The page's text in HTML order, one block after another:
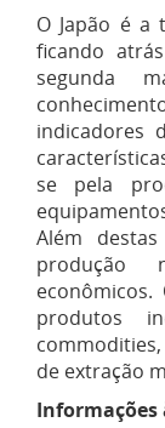
O Japão é a
ficando
segunda
indicadores
se pela
Além
produção
produtos
de extração
Informações